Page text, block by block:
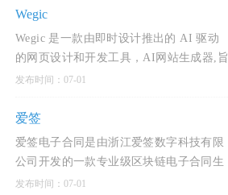
Wegic
Wegic 是一款由即时设计推出的 AI 驱动
的网页设计和开发工具，AI网站生成器,旨
在通过对话式界面简化网站创建过程。用
需编程或设计经验即可快速创建个性化网
站。Wegic 支持多种类型
发布时间：07-01
爱签
爱签电子合同是由浙江爱签数字科技有限
公司开发的一款专业级区块链电子合同生
态服务产品，致力于为企业提供从合同签
发布时间：07-01